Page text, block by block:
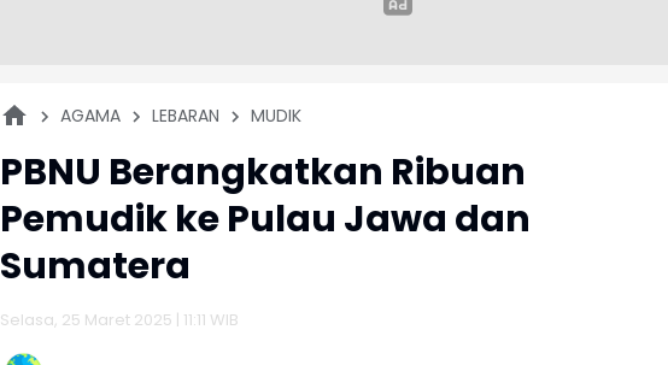
AGAMA LEBARAN MUDIK
PBNU Berangkatkan Ribuan
Pemudik ke Pulau Jawa dan
Sumatera
Selasa, 25 Maret 2025 | 11:11 WIB